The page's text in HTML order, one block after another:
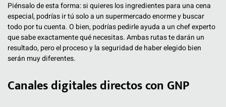
Piénsalo de esta forma: si quieres los ingredientes para una cena
especial, podrías ir tú solo a un supermercado enorme y buscar
todo por tu cuenta. O bien, podrías pedirle ayuda a un chef experto
que sabe exactamente qué necesitas. Ambas rutas te darán un
resultado, pero el proceso y la seguridad de haber elegido bien
serán muy diferentes.
Canales digitales directos con GNP